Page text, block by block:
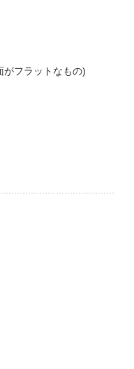
がフラットなもの)